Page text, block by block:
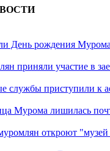
День рождения
приняли участие в
службы приступили к
Мурома лишилась
откроют